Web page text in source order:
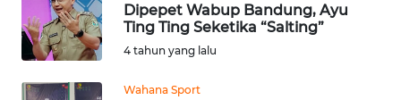
Dipepet Wabup Bandung, Ayu
Ting Ting Seketika “Salting”
4 tahun yang lalu
Wahana Sport
WN
TEBING
TINGGI